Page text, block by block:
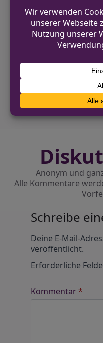
VORHERIGER
sucht Zeugen
Sicherheit im
Anonym und
Alle Kommentare
Schreibe
Deine E-Mail-
veröffentlicht.
Erforderliche
Kommentar*